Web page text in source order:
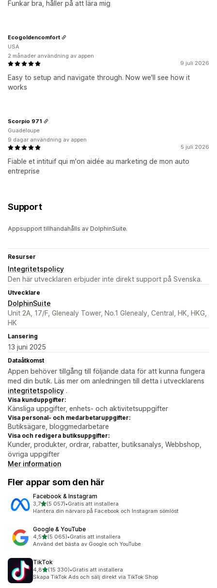
Funkar bra, håller på att lära mig
9 juli 2026
Easy to setup and navigate through. Now we'll see how it
works
Ecogoldencomfort
USA
2 månader användning av appen
5 juli 2026
Fiable et intituif qui m'on aidée au marketing de mon auto
entreprise
Scorpio 971
Guadeloupe
9 dagar användning av appen
Support
Appsupport tillhandahålls av DolphinSuite.
Resurser
Integritetspolicy
Den här utvecklaren erbjuder inte direkt support på Svenska.
Utvecklare
DolphinSuite
Unit 2A, 17/F, Glenealy Tower, No.1 Glenealy, Central, HK, HKG,
HK
Lansering
13 juni 2025
Dataåtkomst
Appen behöver tillgång till följande data för att kunna fungera
med din butik. Läs mer om anledningen till detta i utvecklarens
integritetspolicy .
Visa kunduppgifter:
Känsliga uppgifter, enhets- och aktivitetsuppgifter
Visa personal- och medarbetaruppgifter:
Butiksägare, bloggmedarbetare
Visa och redigera butiksuppgifter:
Kunder, produkter, ordrar, rabatter, butiksanalys, Webbshop,
övriga uppgifter
Mer information
Fler appar som den här
Facebook & Instagram
3,7av 5 stjärnor
(5 057)
5057 recensioner totalt
•Gratis att installera
Hantera din närvaro på Facebook och Instagram sömlöst
Google & YouTube
4,5av 5 stjärnor
(5 065)
5065 recensioner totalt
•Gratis att installera
Använd det bästa av Google och YouTube
TikTok
4,8av 5 stjärnor
(15 330)
15330 recensioner totalt
•Gratis att installera
Skapa TikTok Ads och sälj direkt via TikTok Shop